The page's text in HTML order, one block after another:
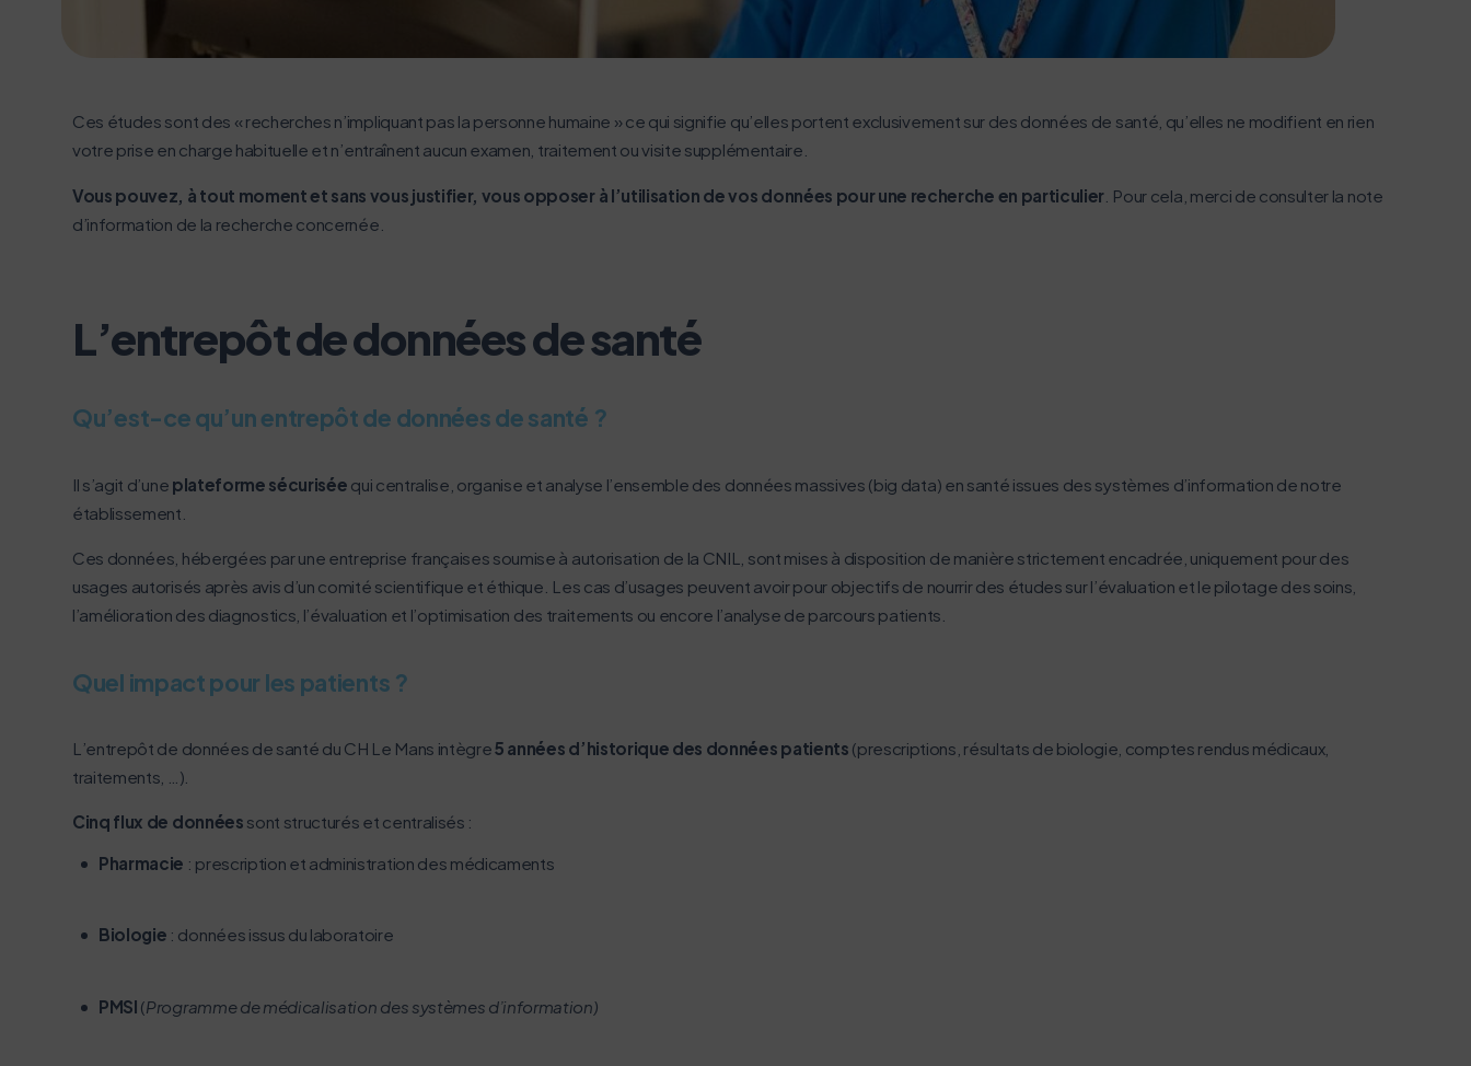
Si vous aussi vous souhaitez diminuer drastiquement les besoins énergétiques nécessaires à votre navigation, vous pouvez
le parcourir dans son Mode Eco. Celui-ci sollicitera très peu nos serveurs et vous deviendrez ainsi un acteur majeur de l’écoconception.
Merci pour votre contribution !
Ces études sont des « recherches n’impliquant pas la personne humaine » ce qui signifie qu’elles portent exclusivement sur des données de santé, qu’elles ne modifient en rien
votre prise en charge habituelle et n’entraînent aucun examen, traitement ou visite supplémentaire.
Vous pouvez, à tout moment et sans vous justifier, vous opposer à l’utilisation de vos données pour une recherche en particulier . Pour cela, merci de consulter la note
d’information de la recherche concernée.
L’entrepôt de données de santé
Qu’est-ce qu’un entrepôt de données de santé ?
Il s’agit d’une plateforme sécurisée qui centralise, organise et analyse l’ensemble des données massives (big data) en santé issues des systèmes d’information de notre
établissement.
Ces données, hébergées par une entreprise françaises soumise à autorisation de la CNIL, sont mises à disposition de manière strictement encadrée, uniquement pour des
usages autorisés après avis d’un comité scientifique et éthique. Les cas d’usages peuvent avoir pour objectifs de nourrir des études sur l’évaluation et le pilotage des soins,
l’amélioration des diagnostics, l’évaluation et l’optimisation des traitements ou encore l’analyse de parcours patients.
Quel impact pour les patients ?
L’entrepôt de données de santé du CH Le Mans intègre5 années d’historique des données patients (prescriptions, résultats de biologie, comptes rendus médicaux,
traitements, …).
Cinq flux de données sont structurés et centralisés :
Pharmacie : prescription et administration des médicaments
Biologie : données issus du laboratoire
PMSI (Programme de médicalisation des systèmes d’information)